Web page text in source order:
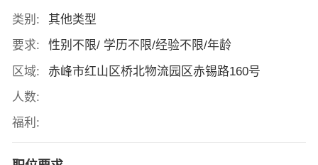
类别:
其他类型
要求:
性别不限/ 学历不限/经验不限/年龄
区域:
赤峰市红山区桥北物流园区赤锡路160号
人数:
福利: